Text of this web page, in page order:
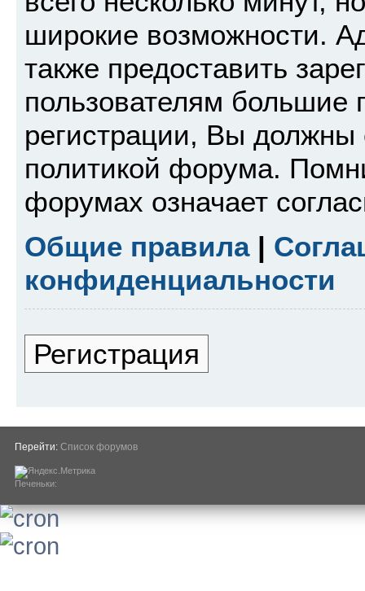
широкие возможности.
также предоставить
пользователям большие
регистрации, Вы должны
политикой форума.
форумах означает
Общие правила|
конфиденциальности
Регистрация
Перейти: Список форумов
Печеньки: